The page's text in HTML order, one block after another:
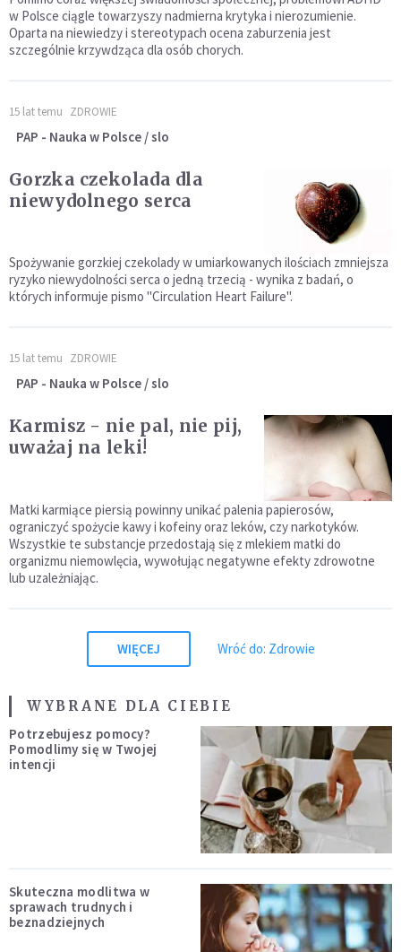
w Polsce ciągle towarzyszy nadmierna krytyka i nierozumienie.
Oparta na niewiedzy i stereotypach ocena zaburzenia jest
szczególnie krzywdząca dla osób chorych.
15 lat temu ZDROWIE
PAP - Nauka w Polsce / slo
Gorzka czekolada dla
niewydolnego serca
Spożywanie gorzkiej czekolady w umiarkowanych ilościach zmniejsza
ryzyko niewydolności serca o jedną trzecią - wynika z badań, o
których informuje pismo "Circulation Heart Failure".
15 lat temu ZDROWIE
PAP - Nauka w Polsce / slo
Karmisz - nie pal, nie pij,
uważaj na leki!
Matki karmiące piersią powinny unikać palenia papierosów,
ograniczyć spożycie kawy i kofeiny oraz leków, czy narkotyków.
Wszystkie te substancje przedostają się z mlekiem matki do
organizmu niemowlęcia, wywołując negatywne efekty zdrowotne
lub uzależniając.
WIĘCEJ Wróć do: Zdrowie
WYBRANE DLA CIEBIE
Potrzebujesz pomocy?
Pomodlimy się w Twojej
intencji
Skuteczna modlitwa w
sprawach trudnych i
beznadziejnych